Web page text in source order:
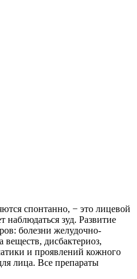
спонтанно, − это лицевой
наблюдаться зуд. Развитие
болезни желудочно-
веществ, дисбактериоз,
и проявлений кожного
лица. Все препараты